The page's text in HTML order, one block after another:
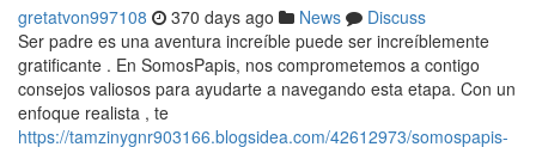
gretatvon997108 370 days ago News
Discuss
Ser padre es una aventura increíble puede ser increíblemente
gratificante . En SomosPapis, nos comprometemos a contigo
consejos valiosos para ayudarte a navegando esta etapa. Con un
enfoque realista , te
https://tamzinygnr903166.blogsidea.com/42612973/somospapis-